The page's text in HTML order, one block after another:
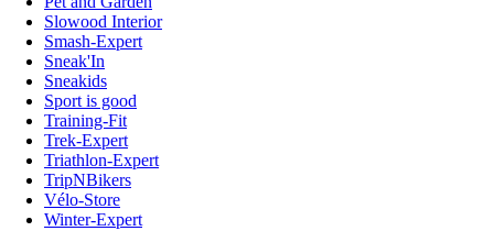
Slowood Interior
Smash-Expert
Sneak'In
Sneakids
Sport is good
Training-Fit
Trek-Expert
Triathlon-Expert
TripNBikers
Vélo-Store
Winter-Expert